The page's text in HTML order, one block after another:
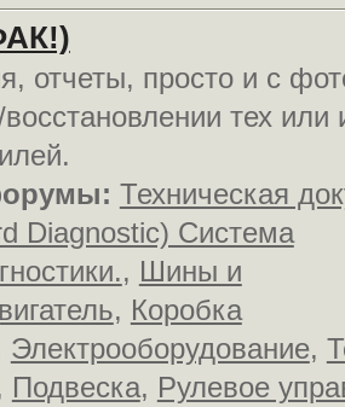
отчеты, просто и c
тех или
Техническая
Diagnostic) Система
, Шины и
, Коробка
Электрооборудование,
Подвеска, Рулевое